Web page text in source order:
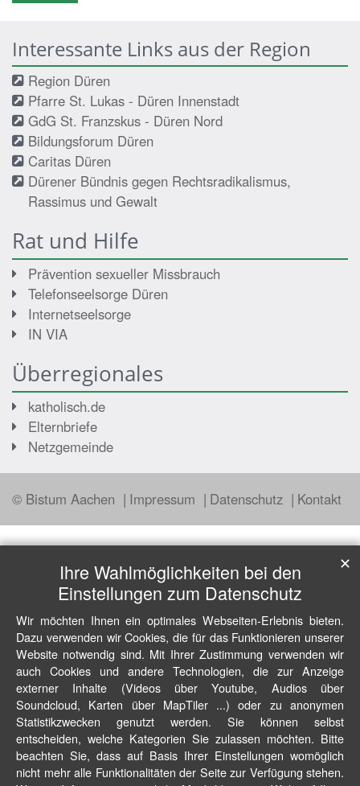
Interessante Links aus der Region
Region Düren
Pfarre St. Lukas - Düren Innenstadt
GdG St. Franzskus - Düren Nord
Bildungsforum Düren
Caritas Düren
Dürener Bündnis gegen Rechtsradikalismus,
Rassimus und Gewalt
Rat und Hilfe
Prävention sexueller Missbrauch
Telefonseelsorge Düren
Internetseelsorge
IN VIA
Überregionales
katholisch.de
Elternbriefe
Netzgemeinde
© Bistum Aachen Impressum Datenschutz Kontakt
Ihre Wahlmöglichkeiten bei den
Einstellungen zum Datenschutz
Wir möchten Ihnen ein optimales Webseiten-Erlebnis bieten.
Dazu verwenden wir Cookies, die für das Funktionieren unserer
Website notwendig sind. Mit Ihrer Zustimmung verwenden wir
auch Cookies und andere Technologien, die zur Anzeige
externer Inhalte (Videos über Youtube, Audios über
Soundcloud, Karten über MapTiler ...) oder zu anonymen
Statistikzwecken genutzt werden. Sie können selbst
entscheiden, welche Kategorien Sie zulassen möchten. Bitte
beachten Sie, dass auf Basis Ihrer Einstellungen womöglich
nicht mehr alle Funktionalitäten der Seite zur Verfügung stehen.
✕